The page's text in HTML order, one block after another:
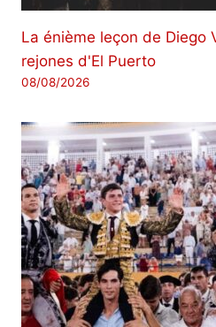
La énième leçon de Diego
rejones d'El Puerto
08/08/2026